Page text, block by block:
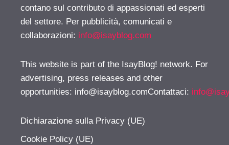
contano sul contributo di appassionati ed esperti
del settore. Per pubblicità, comunicati e
collaborazioni: info@isayblog.com
This website is part of the IsayBlog! network. For
advertising, press releases and other
opportunities: info@isayblog.comContattaci:
Dichiarazione sulla Privacy (UE)
Cookie Policy (UE)